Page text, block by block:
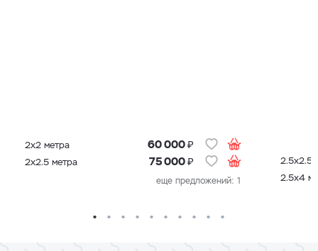
2х2 метра 60 000₽
2х2.5 метра 75 000₽
еще предложений: 1
2.5х2.5
2.5х4